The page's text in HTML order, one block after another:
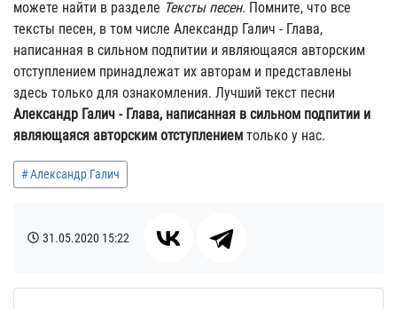
можете найти в разделе Тексты песен. Помните, что все
тексты песен, в том числе Александр Галич - Глава,
написанная в сильном подпитии и являющаяся авторским
отступлением принадлежат их авторам и представлены
здесь только для ознакомления. Лучший текст песни
Александр Галич - Глава, написанная в сильном подпитии и
являющаяся авторским отступлением только у нас.
Александр Галич
31.05.2020 15:22